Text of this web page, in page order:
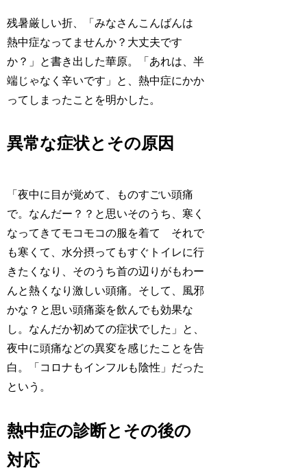
残暑厳しい折、「みなさんこんばんは
熱中症なってませんか？大丈夫です
か？」と書き出した華原。「あれは、半
端じゃなく辛いです」と、熱中症にかか
ってしまったことを明かした。
異常な症状とその原因
「夜中に目が覚めて、ものすごい頭痛
で。なんだー？？と思いそのうち、寒く
なってきてモコモコの服を着て それで
も寒くて、水分摂ってもすぐトイレに行
きたくなり、そのうち首の辺りがもわー
んと熱くなり激しい頭痛。そして、風邪
かな？と思い頭痛薬を飲んでも効果な
し。なんだか初めての症状でした」と、
夜中に頭痛などの異変を感じたことを告
白。「コロナもインフルも陰性」だった
という。
熱中症の診断とその後の
対応